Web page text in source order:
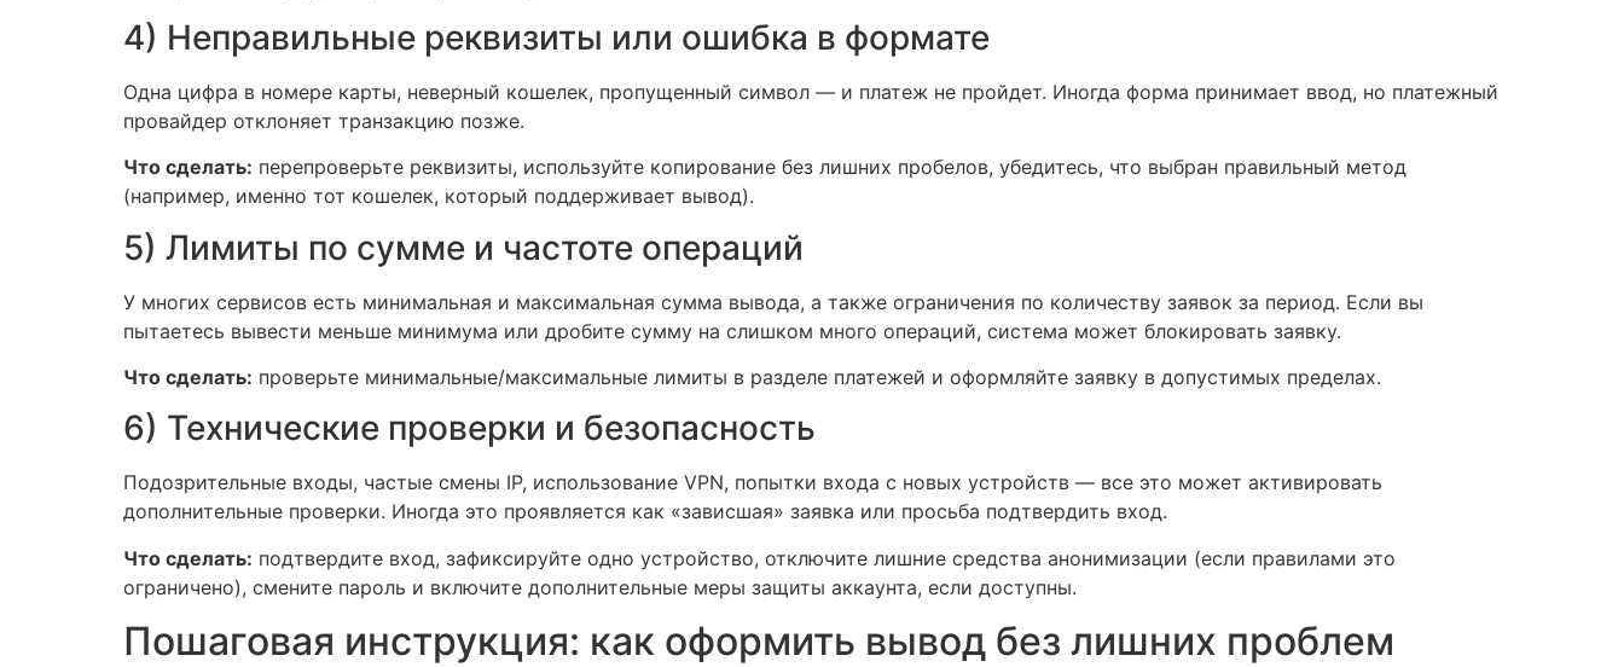
4) Неправильные реквизиты или ошибка в формате
Одна цифра в номере карты, неверный кошелек, пропущенный символ — и платеж не пройдет. Иногда форма принимает ввод, но платежный
провайдер отклоняет транзакцию позже.
Что сделать: перепроверьте реквизиты, используйте копирование без лишних пробелов, убедитесь, что выбран правильный метод
(например, именно тот кошелек, который поддерживает вывод).
5) Лимиты по сумме и частоте операций
У многих сервисов есть минимальная и максимальная сумма вывода, а также ограничения по количеству заявок за период. Если вы
пытаетесь вывести меньше минимума или дробите сумму на слишком много операций, система может блокировать заявку.
Что сделать: проверьте минимальные/максимальные лимиты в разделе платежей и оформляйте заявку в допустимых пределах.
6) Технические проверки и безопасность
Подозрительные входы, частые смены IP, использование VPN, попытки входа с новых устройств — все это может активировать
дополнительные проверки. Иногда это проявляется как «зависшая» заявка или просьба подтвердить вход.
Что сделать: подтвердите вход, зафиксируйте одно устройство, отключите лишние средства анонимизации (если правилами это
ограничено), смените пароль и включите дополнительные меры защиты аккаунта, если доступны.
Пошаговая инструкция: как оформить вывод без лишних проблем